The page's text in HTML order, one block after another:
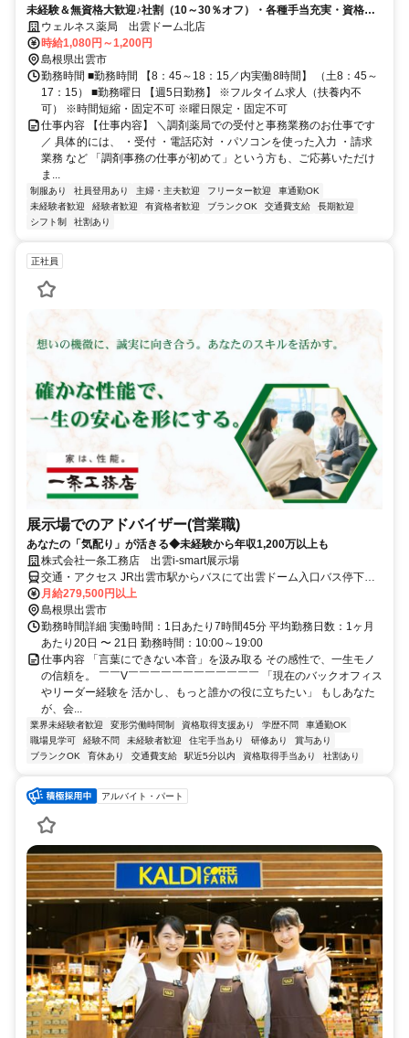
未経験＆無資格大歓迎♪社割（10～30％オフ）・各種手当充実・資格取
得支援など特典もりだくさん！
ウェルネス薬局 出雲ドーム北店
時給1,080円～1,200円
島根県出雲市
勤務時間 ■勤務時間 【8：45～18：15／内実働8時間】 （土8：45～
17：15） ■勤務曜日 【週5日勤務】 ※フルタイム求人（扶養内不
可） ※時間短縮・固定不可 ※曜日限定・固定不可
仕事内容 【仕事内容】 ＼調剤薬局での受付と事務業務のお仕事です
／ 具体的には、 ・受付 ・電話応対 ・パソコンを使った入力 ・請求
業務 など 「調剤事務の仕事が初めて」という方も、ご応募いただけ
ま...
制服あり 社員登用あり 主婦・主夫歓迎 フリーター歓迎
車通勤OK
未経験者歓迎
経験者歓迎 有資格者歓迎 ブランクOK 交通費支給
長期歓迎
シフト制
社割あり
正社員
展示場でのアドバイザー(営業職)
あなたの「気配り」が活きる◆未経験から年収1,200万以上も
株式会社一条工務店 出雲i-smart展示場
交通・アクセス JR出雲市駅からバスにて出雲ドーム入口バス停下
車、徒歩約1分
月給279,500円以上
島根県出雲市
勤務時間詳細 実働時間：1日あたり7時間45分 平均勤務日数：1ヶ月
あたり20日 〜 21日 勤務時間：10:00～19:00
仕事内容 「言葉にできない本音」を汲み取る その感性で、一生モノ
の信頼を。 ￣￣V￣￣￣￣￣￣￣￣￣￣￣￣ 「現在のバックオフィス
やリーダー経験を 活かし、もっと誰かの役に立ちたい」 もしあなた
が、会...
業界未経験者歓迎 変形労働時間制 資格取得支援あり 学歴不問
車通勤OK
職場見学可
経験不問 未経験者歓迎 住宅手当あり 研修あり
賞与あり
ブランクOK
育休あり 交通費支給 駅近5分以内 資格取得手当あり 社割あり
アルバイト・パート